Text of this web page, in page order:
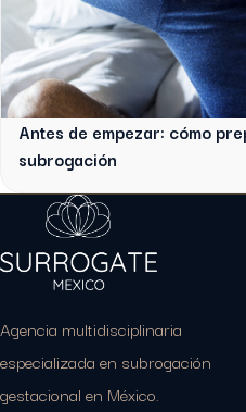
Antes de empezar: cómo
subrogación
Agencia multidisciplinaria
especializada en subrogación
gestacional en México.